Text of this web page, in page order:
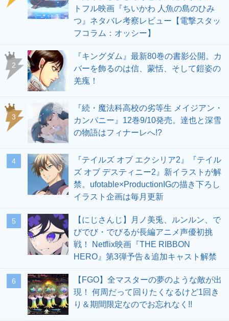
トフル映画『ちいかわ 人魚の島のひみ
つ』ネタバレ考察レビュー【電撃スタッ
フコラム：オッシー】
2
『キングダム』最新80巻の書影公開。カ
バーを飾るのは信、蒙恬、そして鎧姿の
羌瘣！
3
『続・魔法科高校の劣等生 メイジアン・
カンパニー』12巻9/10発売。達也と深雪
の物語はフィナーレへ!?
4
『テイルズ オブ エクシリア2』『テイル
ズ オブ デスティニー2』新イラストが解
禁。ufotable×ProductionIGの描き下ろし
イラスト企画は毎月更新
5
【にじさんじ】月ノ美兎、ルンルン、で
びでび・でびるが長編アニメ声優初挑
戦！ Netflix映画『THE RIBBON
HERO』第3弾予告＆追加キャスト解禁
6
【FGO】全マスターの夢のような敵が出
現！ 何周だって回りたくなるけど1回き
り＆期間限定なのでお忘れなく!!